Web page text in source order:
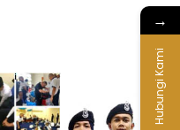
→
Hubungi Kami